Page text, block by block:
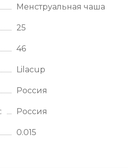
Менструальная чаша
25
46
Lilacup
Россия
Россия
0.015